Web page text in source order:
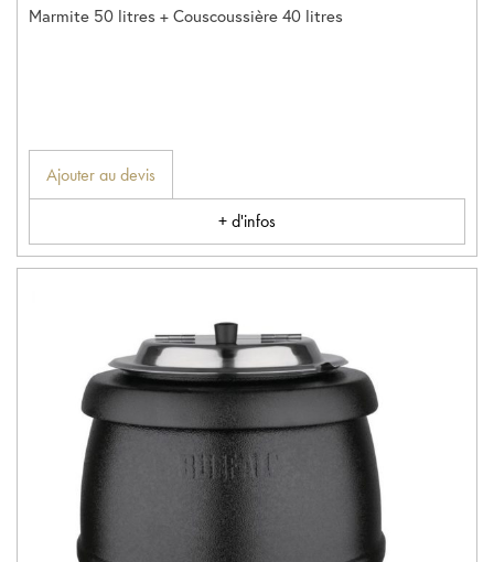
Marmite 50 litres + Couscoussière 40 litres
Ajouter au devis
+ d'infos